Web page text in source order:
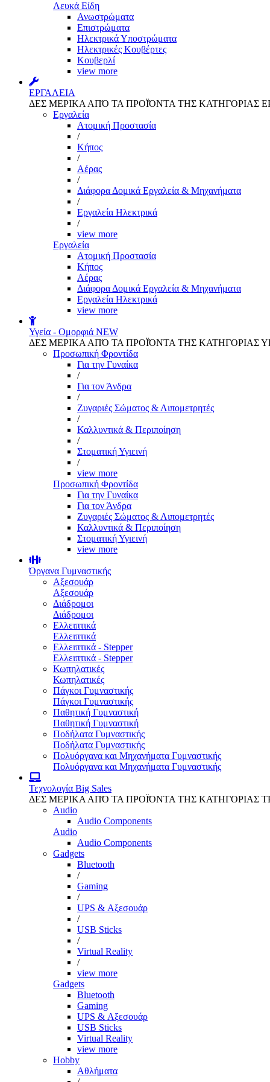
Λευκά Είδη
Ανωστρώματα
Επιστρώματα
Ηλεκτρικά Υποστρώματα
Ηλεκτρικές Κουβέρτες
Κουβερλί
view more
ΕΡΓΑΛΕΙΑ
ΔΕΣ ΜΕΡΙΚΑ ΑΠΌ ΤΑ ΠΡΟΪΌΝΤΑ ΤΗΣ ΚΑΤΗΓΟΡΙΑΣ
Εργαλεία
Aτομική Προστασία
/
Kήπος
/
Αέρας
/
Διάφορα Δομικά Εργαλεία & Μηχανήματα
/
Εργαλεία Ηλεκτρικά
/
view more
Εργαλεία
Aτομική Προστασία
Kήπος
Αέρας
Διάφορα Δομικά Εργαλεία & Μηχανήματα
Εργαλεία Ηλεκτρικά
view more
Υγεία - Ομορφιά NEW
ΔΕΣ ΜΕΡΙΚΑ ΑΠΌ ΤΑ ΠΡΟΪΌΝΤΑ ΤΗΣ ΚΑΤΗΓΟΡΙΑΣ
Προσωπική Φροντίδα
Για την Γυναίκα
/
Για τον Άνδρα
/
Ζυγαριές Σώματος & Λιπομετρητές
/
Καλλυντικά & Περιποίηση
/
Στοματική Υγιεινή
/
view more
Προσωπική Φροντίδα
Για την Γυναίκα
Για τον Άνδρα
Ζυγαριές Σώματος & Λιπομετρητές
Καλλυντικά & Περιποίηση
Στοματική Υγιεινή
view more
Όργανα Γυμναστικής
Αξεσουάρ
Αξεσουάρ
Διάδρομοι
Διάδρομοι
Ελλειπτικά
Ελλειπτικά
Ελλειπτικά - Stepper
Ελλειπτικά - Stepper
Κωπηλατικές
Κωπηλατικές
Πάγκοι Γυμναστικής
Πάγκοι Γυμναστικής
Παθητική Γυμναστική
Παθητική Γυμναστική
Ποδήλατα Γυμναστικής
Ποδήλατα Γυμναστικής
Πολυόργανα και Μηχανήματα Γυμναστικής
Πολυόργανα και Μηχανήματα Γυμναστικής
Τεχνολογία Big Sales
ΔΕΣ ΜΕΡΙΚΑ ΑΠΌ ΤΑ ΠΡΟΪΌΝΤΑ ΤΗΣ ΚΑΤΗΓΟΡΙΑΣ
Audio
Audio Components
Audio
Audio Components
Gadgets
Bluetooth
/
Gaming
/
UPS & Αξεσουάρ
/
USB Sticks
/
Virtual Reality
/
view more
Gadgets
Bluetooth
Gaming
UPS & Αξεσουάρ
USB Sticks
Virtual Reality
view more
Hobby
Αθλήματα